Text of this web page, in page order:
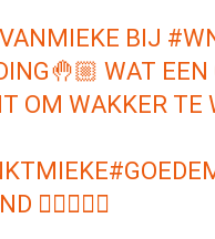
BIJ
WAT EEN
OM WAKKER TE
👌🏼🤚🏼😂